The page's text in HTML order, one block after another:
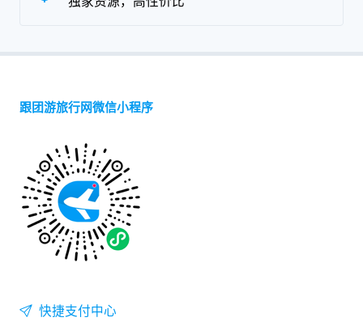
跟团游旅行网微信小程序
快捷支付中心